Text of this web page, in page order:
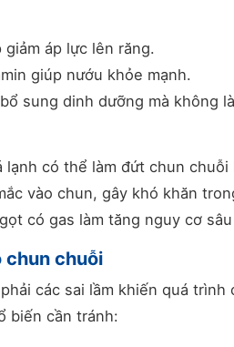
áp lực lên răng.
giúp nướu khỏe mạnh.
sung dinh dưỡng mà không
lạnh có thể làm đứt chun chuỗi
vào chun, gây khó khăn
có gas làm tăng nguy cơ
chun chuỗi
các sai lầm khiến quá trình
biến cần tránh: